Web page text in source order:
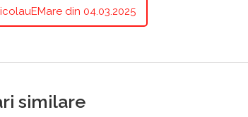
din 04.03.2025
similare